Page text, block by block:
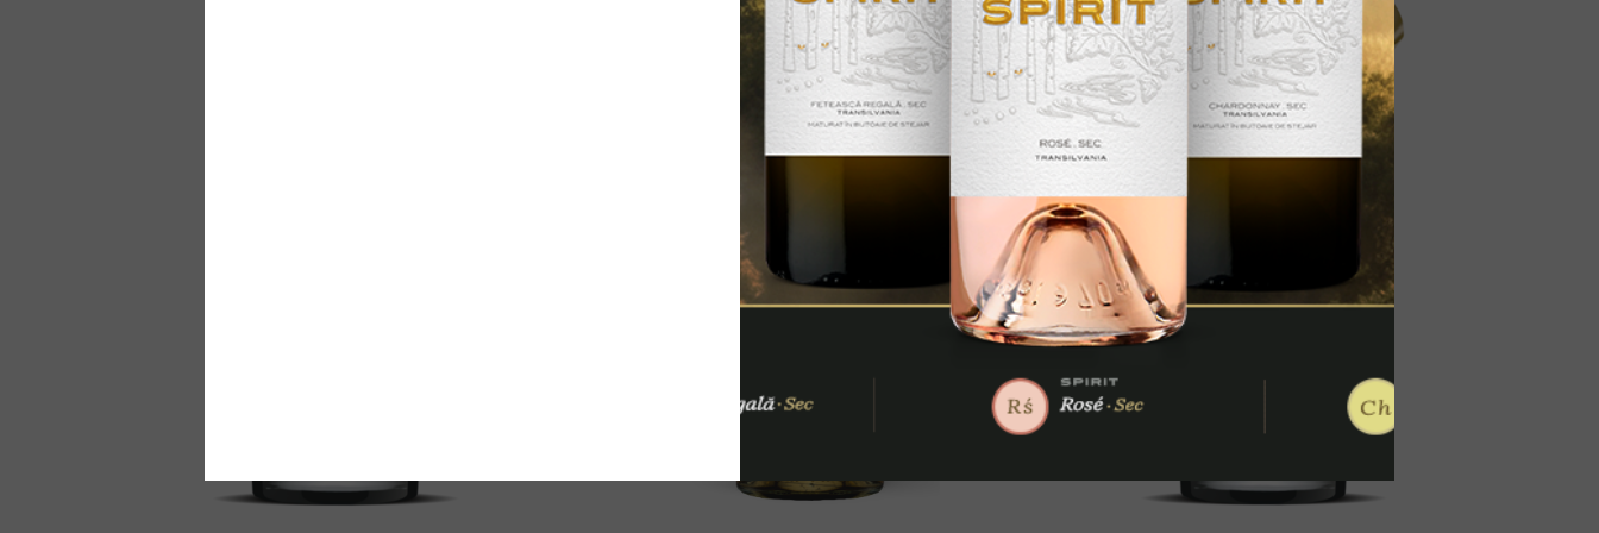
Aspect, culoare: limpede, galben – brun cu accente de chihlimbar
Miros: vanilie, condimente, caramel, smochine
Gust: scorțișoară, migdale, cuișoare, smochine, nuci prăjite
DETALII